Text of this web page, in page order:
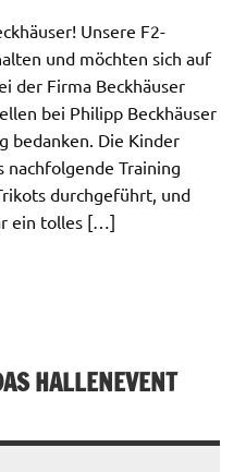
Unsere F2-
und möchten sich auf
der Firma Beckhäuser
bei Philipp Beckhäuser
bedanken. Die Kinder
nachfolgende Training
durchgeführt, und
ein tolles […]
HALLENEVENT